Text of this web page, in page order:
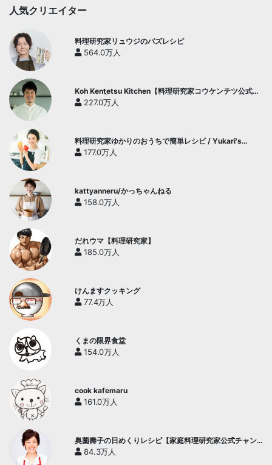
人気クリエイター
料理研究家リュウジのバズレシピ
564.0万人
Koh Kentetsu Kitchen【料理研究家コウケンテツ公式チ
ャンネル】
227.0万人
料理研究家ゆかりのおうちで簡単レシピ / Yukari's
Kitchen
177.0万人
kattyanneru/かっちゃんねる
158.0万人
だれウマ【料理研究家】
185.0万人
けんますクッキング
77.4万人
くまの限界食堂
154.0万人
cook kafemaru
161.0万人
奥薗壽子の日めくりレシピ【家庭料理研究家公式チャン
ネル】
84.3万人